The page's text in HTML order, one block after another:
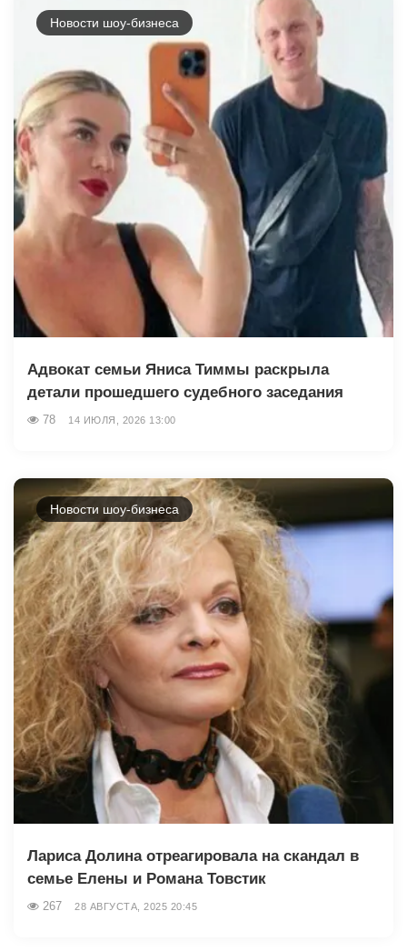
Новости шоу-бизнеса
Адвокат семьи Яниса Тиммы раскрыла
детали прошедшего судебного заседания
78 14 ИЮЛЯ, 2026 13:00
Новости шоу-бизнеса
Лариса Долина отреагировала на скандал в
семье Елены и Романа Товстик
267 28 АВГУСТА, 2025 20:45